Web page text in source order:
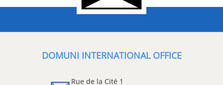
DOMUNI INTERNATIONAL OFFICE
Rue de la Cité 1